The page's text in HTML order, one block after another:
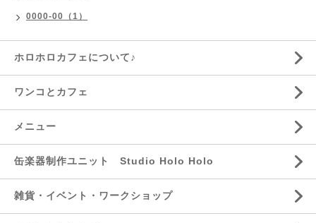
0000-00（1）
ホロホロカフェについて♪
ワンコとカフェ
メニュー
缶楽器制作ユニット Studio Holo Holo
雑貨・イベント・ワークショップ